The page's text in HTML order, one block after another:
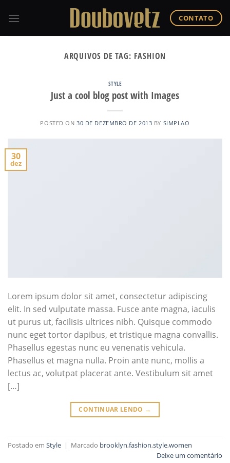
CONTATO
ARQUIVOS DE TAG: FASHION
STYLE
Just a cool blog post with Images
POSTED ON30 DE DEZEMBRO DE 2013 BY SIMPLAO
30
dez
Lorem ipsum dolor sit amet, consectetur adipiscing
elit. In sed vulputate massa. Fusce ante magna, iaculis
ut purus ut, facilisis ultrices nibh. Quisque commodo
nunc eget tortor dapibus, et tristique magna convallis.
Phasellus egestas nunc eu venenatis vehicula.
Phasellus et magna nulla. Proin ante nunc, mollis a
lectus ac, volutpat placerat ante. Vestibulum sit amet
[…]
CONTINUAR LENDO →
Postado em Style | Marcado brooklyn,fashion,style,women
Deixe um comentário